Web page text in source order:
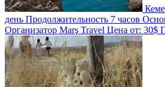
день Продолжительность 7 часов
Организатор Marş Travel Цена от: 30$